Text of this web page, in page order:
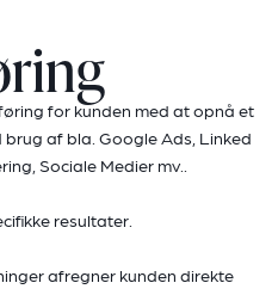
for kunden med at opnå et
af bla. Google Ads, Linked
Sociale Medier mv..
resultater.
afregner kunden direkte